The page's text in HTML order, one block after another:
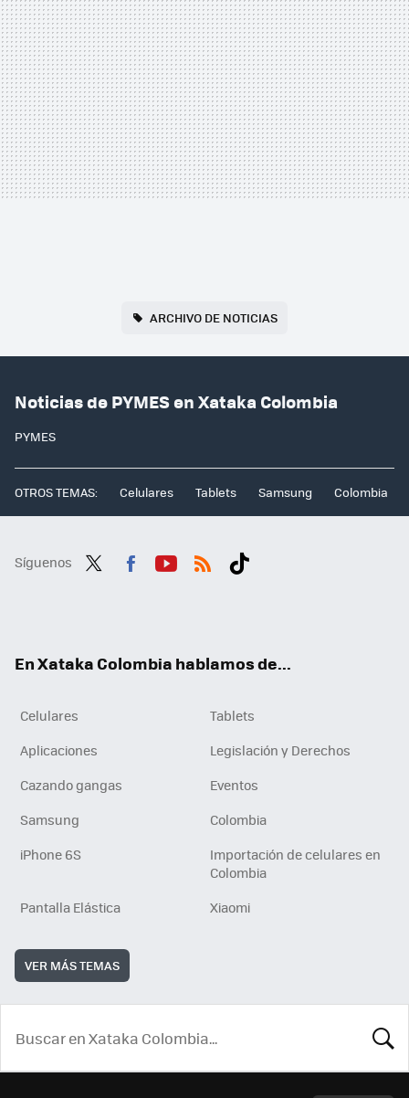
ARCHIVO DE NOTICIAS
Noticias de PYMES en Xataka Colombia
PYMES
OTROS TEMAS: Celulares Tablets Samsung Colombia
Síguenos
En Xataka Colombia hablamos de...
Celulares
Tablets
Aplicaciones
Legislación y Derechos
Cazando gangas
Eventos
Samsung
Colombia
iPhone 6S
Importación de celulares en
Colombia
Pantalla Elástica
Xiaomi
VER MÁS TEMAS